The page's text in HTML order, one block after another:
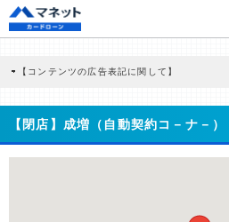
【コンテンツの広告表記に関して】
商品を根拠なくPRするものではなく、当編集部
どに基づき、公平性を担保した情報提供を行っ
>提携企業一覧
【閉店】成増（自動契約コ－ナ－）